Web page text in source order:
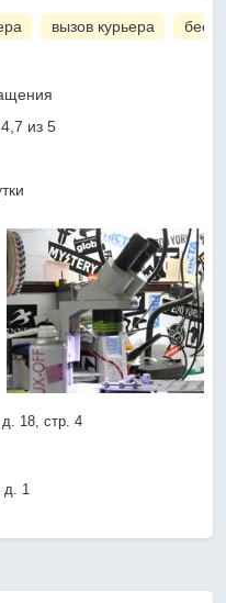
вызов курьера
из 5
18, стр. 4
д. 1